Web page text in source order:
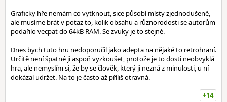
Graficky hře nemám co vytknout, sice působí místy zjednodušeně,
ale musíme brát v potaz to, kolik obsahu a různorodosti se autorům
podařilo vecpat do 64kB RAM. Se zvuky je to stejné.
Dnes bych tuto hru nedoporučil jako adepta na nějaké to retrohraní.
Určitě není špatné ji aspoň vyzkoušet, protože je to dosti neobvyklá
hra, ale nemyslím si, že by se člověk, který ji nezná z minulosti, u ní
dokázal udržet. Na to je často až příliš otravná.
+14